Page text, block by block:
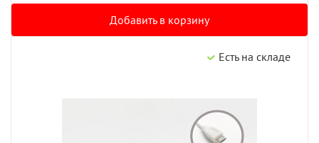
Добавить в корзину
Есть на складе